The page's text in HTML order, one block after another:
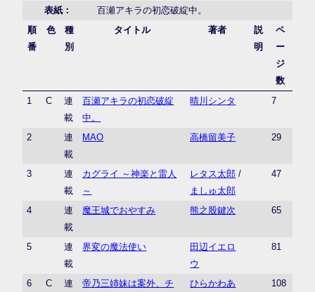
表紙：
百瀬アキラの初恋破綻中。
順
番
色
種
別
タイトル 著者
説
明
ペ
ー
ジ
数
1
C
連
載
百瀬アキラの初恋破綻
中。
晴川シンタ 7
2
連
載
MAO 高橋留美子 29
3
連
載
カグライ ～神楽と雷人
～
レタス太郎 /
ましゅ太郎
47
4
連
載
魔王城でおやすみ 熊之股鍵次 65
5
連
載
界変の魔法使い
田辺イエロ
ウ
81
6 C
連
帝乃三姉妹は案外、チ
ひらかわあ
108